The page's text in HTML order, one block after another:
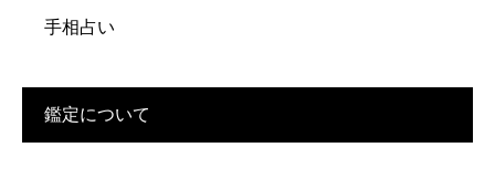
手相占い
鑑定について